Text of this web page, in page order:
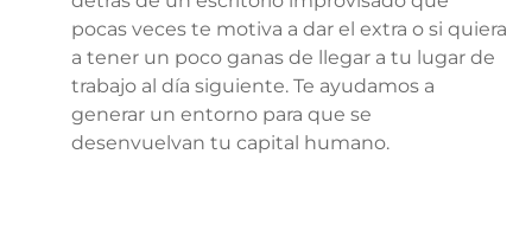
pocas veces te motiva a dar el extra o si quiera
a tener un poco ganas de llegar a tu lugar de
trabajo al día siguiente. Te ayudamos a
generar un entorno para que se
desenvuelvan tu capital humano.